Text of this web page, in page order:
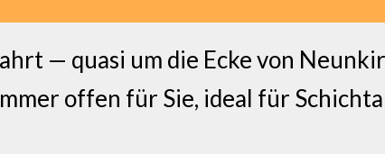
— quasi um die Ecke von
offen für Sie, ideal für